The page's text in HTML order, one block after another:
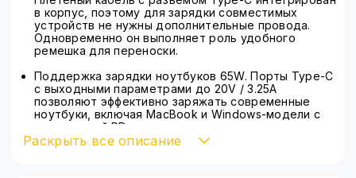
в корпус, поэтому для зарядки совместимых
устройств не нужны дополнительные провода.
Одновременно он выполняет роль удобного
ремешка для переноски.
Поддержка зарядки ноутбуков 65W. Порты Type-C
с выходными параметрами до 20V / 3.25A
позволяют эффективно заряжать современные
ноутбуки, включая MacBook и Windows-модели с
поддержкой PD, на уровне сетевого адаптера.
Совместимость с QC 3.0 и Power Delivery.
Раскрыть все описание